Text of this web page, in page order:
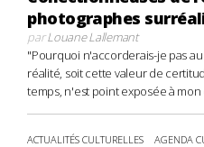
photographes
parLouane Lallemant
"Pourquoi n'accorderais-je pas
réalité, soit cette valeur de
temps, n'est point exposée à mon
ACTUALITÉS CULTURELLES
AGENDA